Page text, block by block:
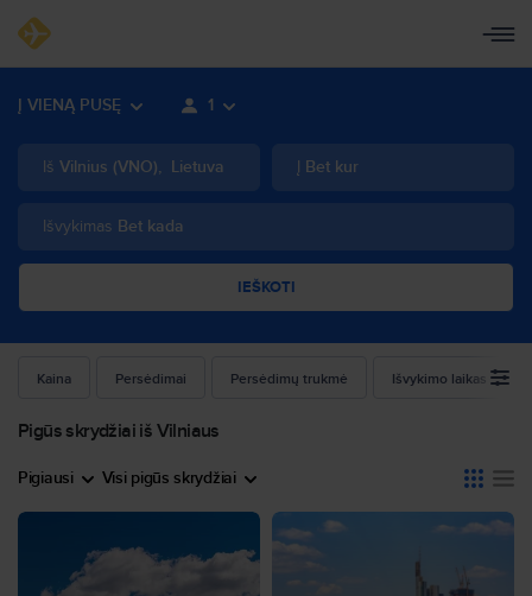
Į VIENĄ PUSĘ 1
Iš Vilnius (VNO), Lietuva Į Bet kur
Išvykimas Bet kada
IEŠKOTI
Kaina Persėdimai Persėdimų trukmė Išvykimo laikas
Pigūs skrydžiai iš Vilniaus
Pigiausi Visi pigūs skrydžiai